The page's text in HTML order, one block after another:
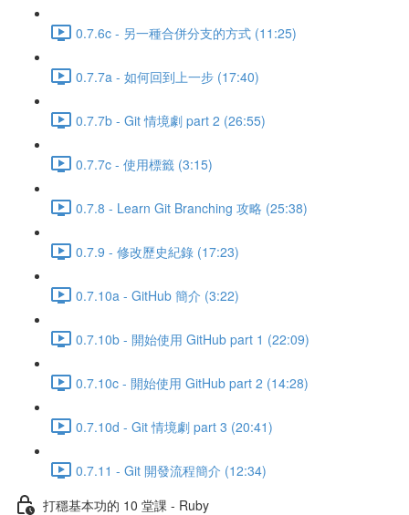
0.7.6c - 另一種合併分支的方式 (11:25)
0.7.7a - 如何回到上一步 (17:40)
0.7.7b - Git 情境劇 part 2 (26:55)
0.7.7c - 使用標籤 (3:15)
0.7.8 - Learn Git Branching 攻略 (25:38)
0.7.9 - 修改歷史紀錄 (17:23)
0.7.10a - GitHub 簡介 (3:22)
0.7.10b - 開始使用 GitHub part 1 (22:09)
0.7.10c - 開始使用 GitHub part 2 (14:28)
0.7.10d - Git 情境劇 part 3 (20:41)
0.7.11 - Git 開發流程簡介 (12:34)
打穩基本功的 10 堂課 - Ruby